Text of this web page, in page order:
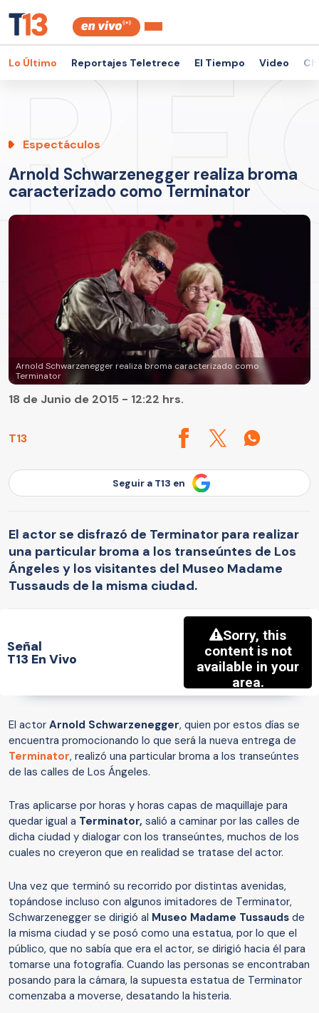
Lo Último Reportajes Teletrece El Tiempo Video
Espectáculos
Arnold Schwarzenegger realiza broma
caracterizado como Terminator
Arnold Schwarzenegger realiza broma caracterizado como
Terminator
T13
18 de Junio de 2015 - 12:22 hrs.
Seguir a T13 en
El actor se disfrazó de Terminator para realizar
una particular broma a los transeúntes de Los
Ángeles y los visitantes del Museo Madame
Tussauds de la misma ciudad.
Señal
T13 En Vivo
El actor Arnold Schwarzenegger, quien por estos días se
encuentra promocionando lo que será la nueva entrega de
Terminator, realizó una particular broma a los transeúntes
de las calles de Los Ángeles.
Tras aplicarse por horas y horas capas de maquillaje para
quedar igual a Terminator, salió a caminar por las calles de
dicha ciudad y dialogar con los transeúntes, muchos de los
cuales no creyeron que en realidad se tratase del actor.
Una vez que terminó su recorrido por distintas avenidas,
topándose incluso con algunos imitadores de Terminator,
Schwarzenegger se dirigió al Museo Madame Tussauds de
la misma ciudad y se posó como una estatua, por lo que el
público, que no sabía que era el actor, se dirigió hacia él para
tomarse una fotografía. Cuando las personas se encontraban
posando para la cámara, la supuesta estatua de Terminator
comenzaba a moverse, desatando la histeria.